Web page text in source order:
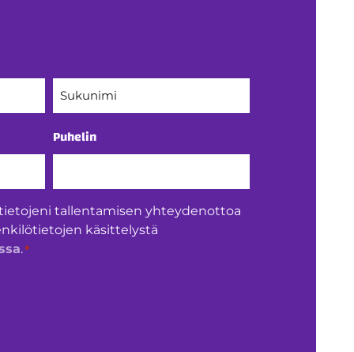
Sukunimi
Puhelin
tallentamisen yhteydenottoa
käsittelystä
.*